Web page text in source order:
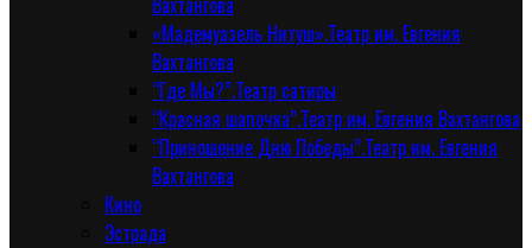
«Мадемуазель Нитуш».Театр им. Евгения
Вахтангова
“Где Мы?”.Театр сатиры
“Красная шапочка”.Театр им. Евгения Вахтангова
“Приношение Дню Победы”.Театр им. Евгения
Вахтангова
Кино
Эстрада